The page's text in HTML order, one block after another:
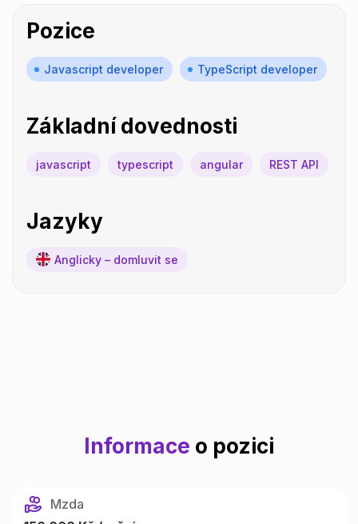
Pozice
Javascript developer TypeScript developer
Základní dovednosti
javascript typescript angular REST API
Jazyky
Anglicky – domluvit se
Informace o pozici
Mzda